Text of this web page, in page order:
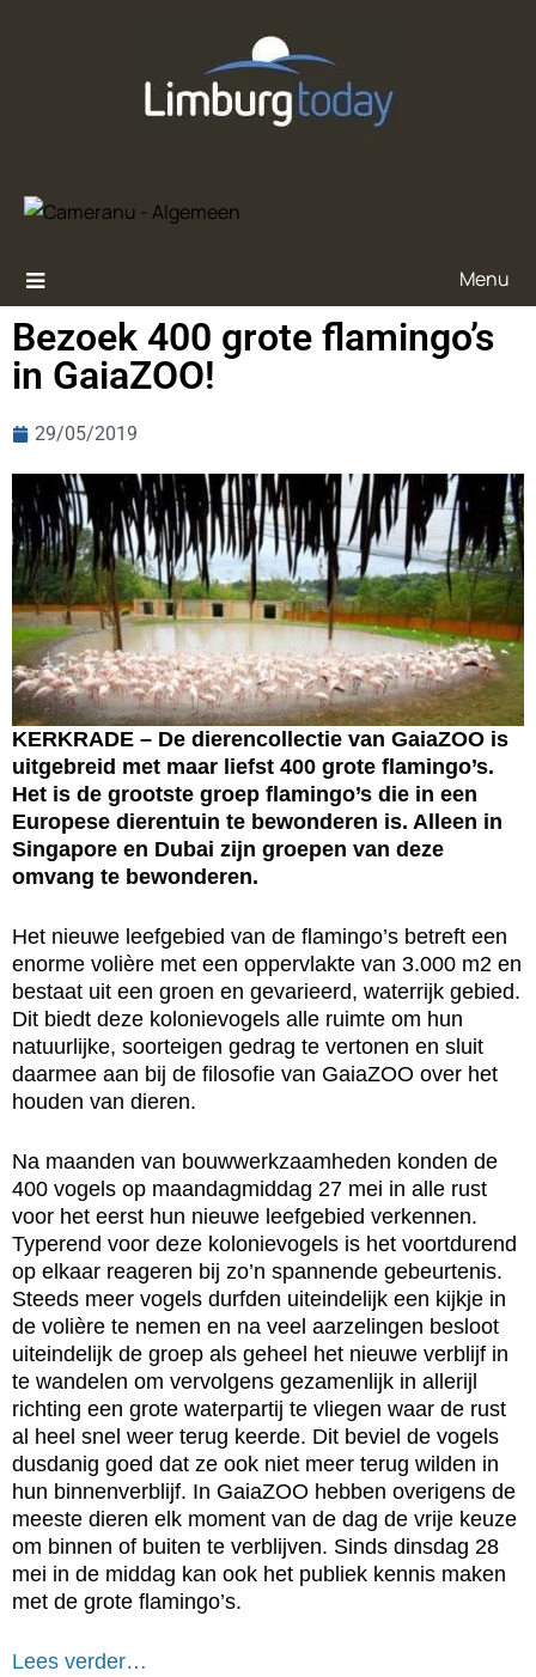
Menu
Bezoek 400 grote flamingo’s
in GaiaZOO!
29/05/2019
KERKRADE – De dierencollectie van GaiaZOO is
uitgebreid met maar liefst 400 grote flamingo’s.
Het is de grootste groep flamingo’s die in een
Europese dierentuin te bewonderen is. Alleen in
Singapore en Dubai zijn groepen van deze
omvang te bewonderen.
Het nieuwe leefgebied van de flamingo’s betreft een
enorme volière met een oppervlakte van 3.000 m2 en
bestaat uit een groen en gevarieerd, waterrijk gebied.
Dit biedt deze kolonievogels alle ruimte om hun
natuurlijke, soorteigen gedrag te vertonen en sluit
daarmee aan bij de filosofie van GaiaZOO over het
houden van dieren.
Na maanden van bouwwerkzaamheden konden de
400 vogels op maandagmiddag 27 mei in alle rust
voor het eerst hun nieuwe leefgebied verkennen.
Typerend voor deze kolonievogels is het voortdurend
op elkaar reageren bij zo’n spannende gebeurtenis.
Steeds meer vogels durfden uiteindelijk een kijkje in
de volière te nemen en na veel aarzelingen besloot
uiteindelijk de groep als geheel het nieuwe verblijf in
te wandelen om vervolgens gezamenlijk in allerijl
richting een grote waterpartij te vliegen waar de rust
al heel snel weer terug keerde. Dit beviel de vogels
dusdanig goed dat ze ook niet meer terug wilden in
hun binnenverblijf. In GaiaZOO hebben overigens de
meeste dieren elk moment van de dag de vrije keuze
om binnen of buiten te verblijven. Sinds dinsdag 28
mei in de middag kan ook het publiek kennis maken
met de grote flamingo’s.
Lees verder…